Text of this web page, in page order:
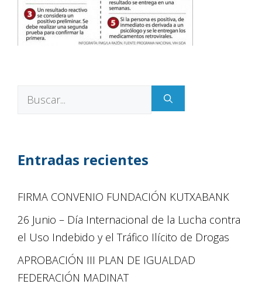
Entradas recientes
FIRMA CONVENIO FUNDACIÓN KUTXABANK
26 Junio – Día Internacional de la Lucha contra
el Uso Indebido y el Tráfico Ilícito de Drogas
APROBACIÓN III PLAN DE IGUALDAD
FEDERACIÓN MADINAT